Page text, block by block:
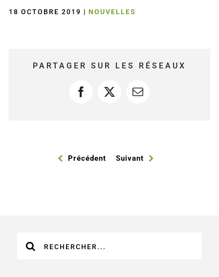
18 OCTOBRE 2019 | NOUVELLES
PARTAGER SUR LES RÉSEAUX
Facebook
X Courriel
Précédent Suivant
sur